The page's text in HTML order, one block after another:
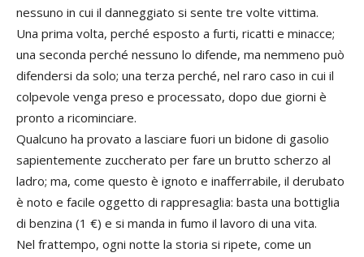
nessuno in cui il danneggiato si sente tre volte vittima.
Una prima volta, perché esposto a furti, ricatti e minacce;
una seconda perché nessuno lo difende, ma nemmeno può
difendersi da solo; una terza perché, nel raro caso in cui il
colpevole venga preso e processato, dopo due giorni è
pronto a ricominciare.
Qualcuno ha provato a lasciare fuori un bidone di gasolio
sapientemente zuccherato per fare un brutto scherzo al
ladro; ma, come questo è ignoto e inafferrabile, il derubato
è noto e facile oggetto di rappresaglia: basta una bottiglia
di benzina (1 €) e si manda in fumo il lavoro di una vita.
Nel frattempo, ogni notte la storia si ripete, come un